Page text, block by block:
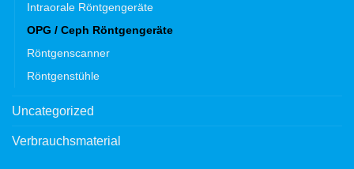
Intraorale Röntgengeräte
OPG / Ceph Röntgengeräte
Röntgenscanner
Röntgenstühle
Uncategorized
Verbrauchsmaterial